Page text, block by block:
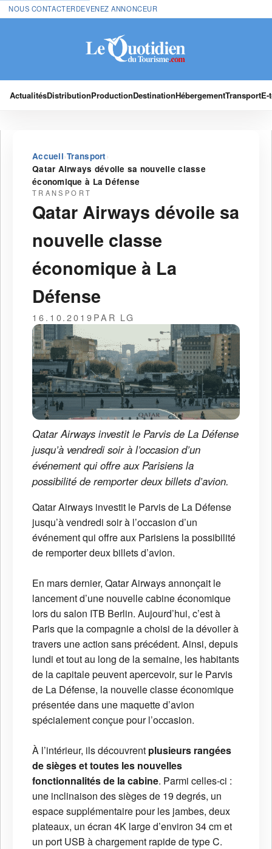
NOUS CONTACTERDEVENEZ ANNONCEUR
ActualitésDistributionProductionDestinationHébergementTransport
Accueil›Transport ›
Qatar Airways dévoile sa nouvelle classe
économique à La Défense
TRANSPORT
Qatar Airways dévoile sa
nouvelle classe
économique à La
Défense
16.10.2019PAR LG
Qatar Airways investit le Parvis de La Défense
jusqu’à vendredi soir à l’occasion d’un
événement qui offre aux Parisiens la
possibilité de remporter deux billets d’avion.
Qatar Airways investit le Parvis de La Défense
jusqu’à vendredi soir à l’occasion d’un
événement qui offre aux Parisiens la possibilité
de remporter deux billets d’avion.
En mars dernier, Qatar Airways annonçait le
lancement d’une nouvelle cabine économique
lors du salon ITB Berlin. Aujourd’hui, c’est à
Paris que la compagnie a choisi de la dévoiler à
travers une action sans précédent. Ainsi, depuis
lundi et tout au long de la semaine, les habitants
de la capitale peuvent apercevoir, sur le Parvis
de La Défense, la nouvelle classe économique
présentée dans une maquette d’avion
spécialement conçue pour l’occasion.
À l’intérieur, ils découvrent plusieurs rangées
de sièges et toutes les nouvelles
fonctionnalités de la cabine. Parmi celles-ci :
une inclinaison des sièges de 19 degrés, un
espace supplémentaire pour les jambes, deux
plateaux, un écran 4K large d’environ 34 cm et
un port USB à chargement rapide de type C.